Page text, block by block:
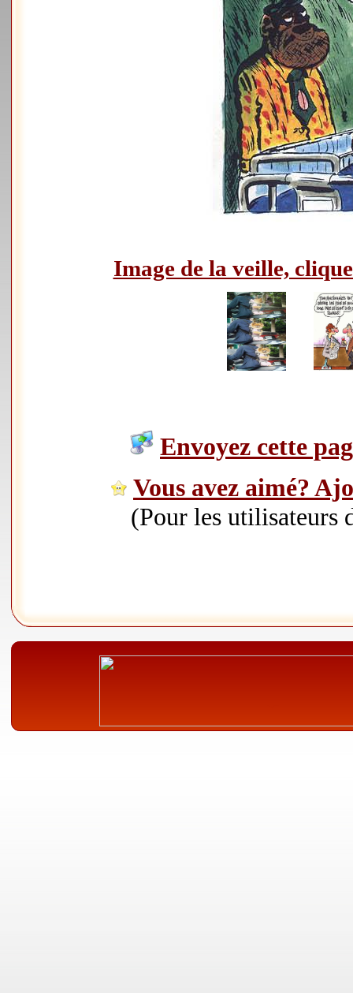
Image de la veille,
Envoyez cette
Vous avez aimé?
(Pour les